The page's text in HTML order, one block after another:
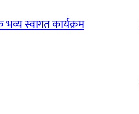
भव्य स्वागत कार्यक्रम